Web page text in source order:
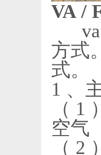
VA /
va
方式
式。
1 、
（ 1
空气
（ 2